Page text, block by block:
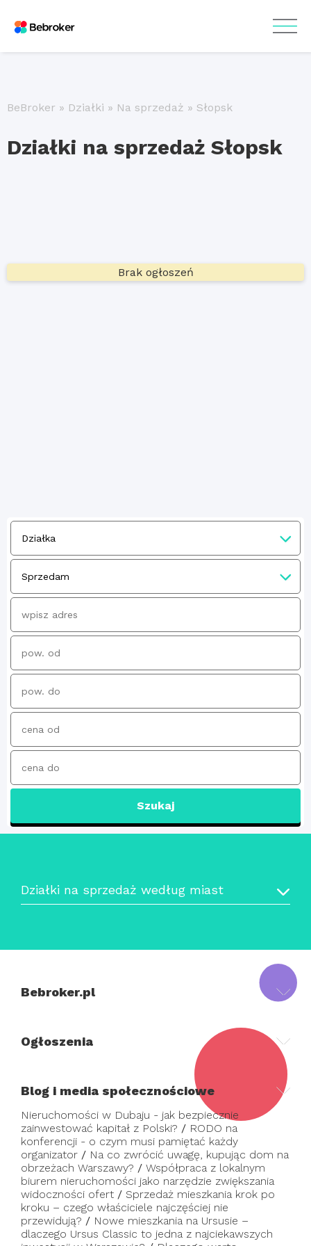
BeBroker » Działki » Na sprzedaż » Słopsk
Działki na sprzedaż Słopsk
Brak ogłoszeń
Szukaj
Działki na sprzedaż według miast
Bebroker.pl
Ogłoszenia
Blog i media społecznościowe
Nieruchomości w Dubaju - jak bezpiecznie
zainwestować kapitał z Polski? / RODO na
konferencji - o czym musi pamiętać każdy
organizator / Na co zwrócić uwagę, kupując dom na
obrzeżach Warszawy? / Współpraca z lokalnym
biurem nieruchomości jako narzędzie zwiększania
widoczności ofert / Sprzedaż mieszkania krok po
kroku – czego właściciele najczęściej nie
przewidują? / Nowe mieszkania na Ursusie –
dlaczego Ursus Classic to jedna z najciekawszych